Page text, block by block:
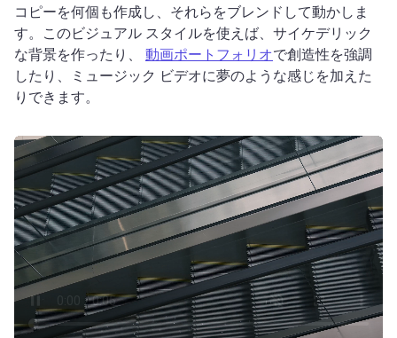
コピーを何個も作成し、それらをブレンドして動かしま
す。 このビジュアル スタイルを使えば、サイケデリック
な背景を作ったり、 動画ポートフォリオで創造性を強調
したり、ミュージック ビデオに夢のような感じを加えた
りできます。